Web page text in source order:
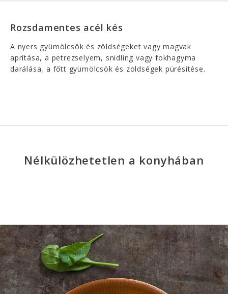
Rozsdamentes acél kés
A nyers gyümölcsök és zöldségeket vagy magvak
aprítása, a petrezselyem, snidling vagy fokhagyma
darálása, a főtt gyümölcsök és zöldségek pürésítése.
Nélkülözhetetlen a konyhában